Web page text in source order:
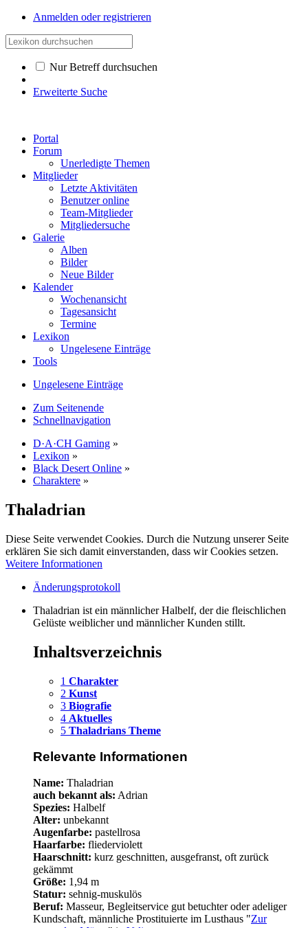
Anmelden oder registrieren
Nur Betreff durchsuchen
Erweiterte Suche
Portal
Forum
Unerledigte Themen
Mitglieder
Letzte Aktivitäten
Benutzer online
Team-Mitglieder
Mitgliedersuche
Galerie
Alben
Bilder
Neue Bilder
Kalender
Wochenansicht
Tagesansicht
Termine
Lexikon
Ungelesene Einträge
Tools
Ungelesene Einträge
Zum Seitenende
Schnellnavigation
D·A·CH Gaming »
Lexikon »
Black Desert Online »
Charaktere »
Thaladrian
Diese Seite verwendet Cookies. Durch die Nutzung unserer Seite
erklären Sie sich damit einverstanden, dass wir Cookies setzen.
Weitere Informationen
Änderungsprotokoll
Thaladrian ist ein männlicher Halbelf, der die fleischlichen
Gelüste weiblicher und männlicher Kunden stillt.
Inhaltsverzeichnis
1 Charakter
2 Kunst
3 Biografie
4 Aktuelles
5 Thaladrians Theme
Relevante Informationen
Name: Thaladrian
auch bekannt als: Adrian
Spezies: Halbelf
Alter: unbekannt
Augenfarbe: pastellrosa
Haarfarbe: fliederviolett
Haarschnitt: kurz geschnitten, ausgefranst, oft zurück
gekämmt
Größe: 1,94 m
Statur: sehnig-muskulös
Beruf: Masseur, Begleitservice gut betuchter oder adeliger
Kundschaft, männliche Prostituierte im Lusthaus "Zur